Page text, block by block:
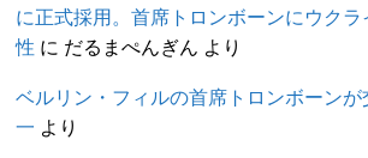
に正式採用。首席トロンボーンにウク
性 に だるまぺんぎん より
ベルリン・フィルの首席トロンボーンが
一 より